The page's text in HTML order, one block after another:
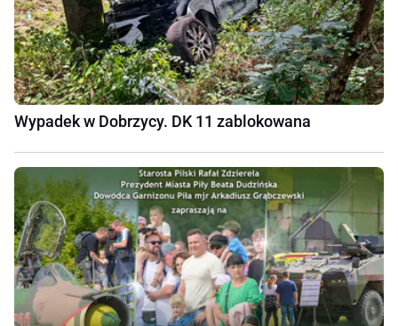
Wypadek w Dobrzycy. DK 11 zablokowana